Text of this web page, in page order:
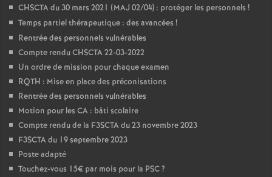
CHSCTA du 30 mars 2021 (MAJ 02/04) : protéger les personnels !
Temps partiel thérapeutique : des avancées !
Rentrée des personnels vulnérables
Compte rendu CHSCTA 22-03-2022
Un ordre de mission pour chaque examen
RQTH : Mise en place des préconisations
Rentrée des personnels vulnérables
Motion pour les CA : bâti scolaire
Compte rendu de la F3SCTA du 23 novembre 2023
F3SCTA du 19 septembre 2023
Poste adapté
Touchez-vous 15€ par mois pour la PSC?